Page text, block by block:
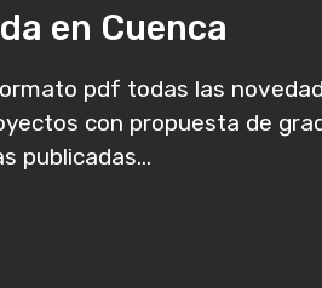
en Cuenca
pdf todas las
con propuesta de
publicadas...